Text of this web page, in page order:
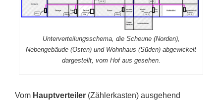
Unterverteilungsschema, die Scheune (Norden),
Nebengebäude (Osten) und Wohnhaus (Süden) abgewickelt
dargestellt, vom Hof aus gesehen.
Vom Hauptverteiler (Zählerkasten) ausgehend